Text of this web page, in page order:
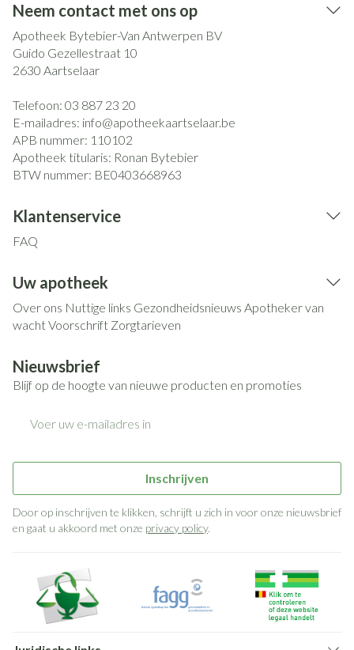
Neem contact met ons op
Apotheek Bytebier-Van Antwerpen BV
Guido Gezellestraat 10
2630 Aartselaar
Telefoon: 03 887 23 20
E-mailadres: info@apotheekaartselaar.be
APB nummer: 110102
Apotheek titularis: Ronan Bytebier
BTW nummer: BE0403668963
Klantenservice
FAQ
Uw apotheek
Over ons Nuttige links Gezondheidsnieuws Apotheker van
wachtVoorschrift Zorgtarieven
Nieuwsbrief
Blijf op de hoogte van nieuwe producten en promoties
Inschrijven
Door op inschrijven te klikken, schrijft u zich in voor onze nieuwsbrief
en gaat u akkoord met onze privacy policy.